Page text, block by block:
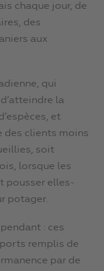
chaque jour, de
des
aux
qui
la
et
des clients moins
soit
lorsque les
pousser elles-
potager.
: ces
remplis de
par de